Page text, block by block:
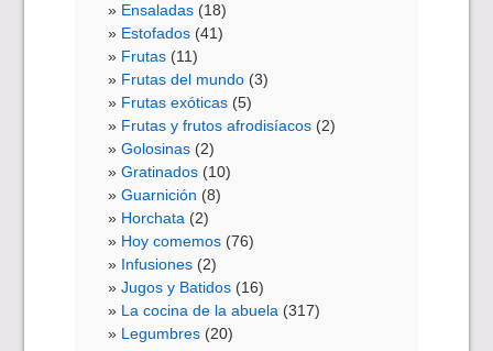
Ensaladas (18)
Estofados (41)
Frutas (11)
Frutas del mundo (3)
Frutas exóticas (5)
Frutas y frutos afrodisíacos (2)
Golosinas (2)
Gratinados (10)
Guarnición (8)
Horchata (2)
Hoy comemos (76)
Infusiones (2)
Jugos y Batidos (16)
La cocina de la abuela (317)
Legumbres (20)